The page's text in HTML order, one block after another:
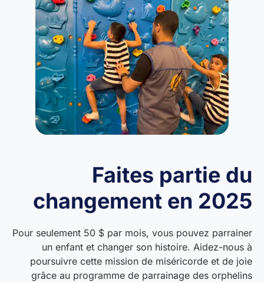
Faites partie du
changement en 2025
Pour seulement 50 $ par mois, vous pouvez parrainer
un enfant et changer son histoire. Aidez-nous à
poursuivre cette mission de miséricorde et de joie
grâce au programme de parrainage des orphelins